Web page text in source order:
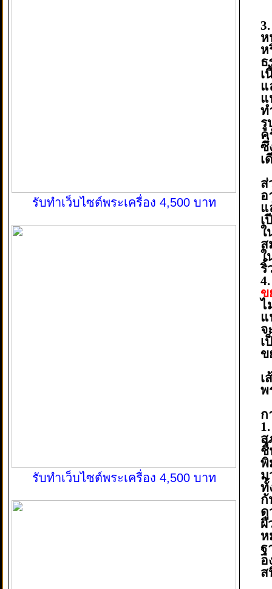
รับทำเว็บไซต์พระเครื่อง 4,500 บาท
รับทำเว็บไซต์พระเครื่อง 4,500 บาท
ห
ธ
เ
แ
แ
ท
รู
ค
ซึ่
เ
ส่
อ
เ
ใ
ส
ใ
ริ้
ข
ไ
แ
จ
เ
ข
เ
พ
ก
ส
ชื้
พิ
ม
ทั้
กั
ดู
ผิ
ห
ฐ
อ
ส